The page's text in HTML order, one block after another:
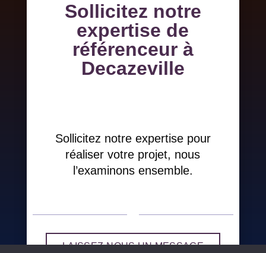
Sollicitez notre
expertise de
référenceur à
Decazeville
Sollicitez notre expertise pour
réaliser votre projet, nous
l’examinons ensemble.
LAISSEZ-NOUS UN MESSAGE